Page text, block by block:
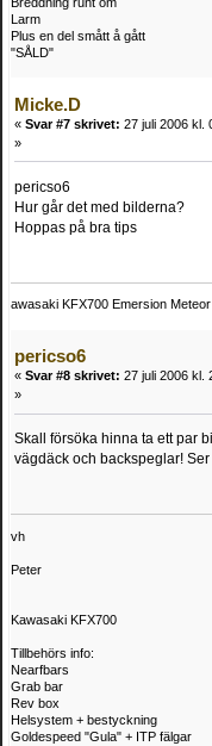
Larm
Plus en del smått å gått
"SÅLD"
Micke.D
« Svar #7 skrivet: 27 juli 2006 kl.
»
pericso6
Hur går det med bilderna?
Hoppas på bra tips
awasaki KFX700 Emersion
pericso6
« Svar #8 skrivet: 27 juli 2006 kl.
»
Skall försöka hinna ta ett par
vägdäck och backspeglar!
vh
Peter
Kawasaki KFX700
Tillbehörs info:
Nearfbars
Grab bar
Rev box
Helsystem + bestyckning
Goldespeed "Gula" + ITP fälgar